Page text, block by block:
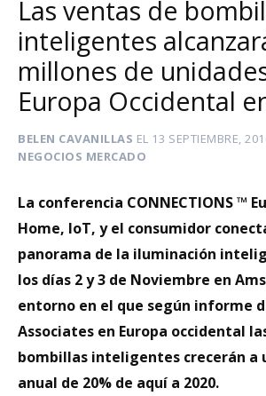
Las ventas de
inteligentes
millones de
Europa Occidental
BELEN CAVANILLAS EL 13 SEPTIEMBRE,
NEGOCIOS MERCADO
La conferencia CONNECTIONS ™
Home, IoT, y el consumidor
panorama de la iluminación
los días 2 y 3 de Noviembre en
entorno en el que según informe
Associates en Europa occidental
bombillas inteligentes crecerán a
anual de 20% de aquí a 2020.